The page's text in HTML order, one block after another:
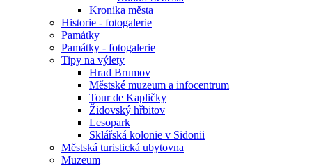
Kronika města
Historie - fotogalerie
Památky
Památky - fotogalerie
Tipy na výlety
Hrad Brumov
Městské muzeum a infocentrum
Tour de Kapličky
Židovský hřbitov
Lesopark
Sklářská kolonie v Sidonii
Městská turistická ubytovna
Muzeum